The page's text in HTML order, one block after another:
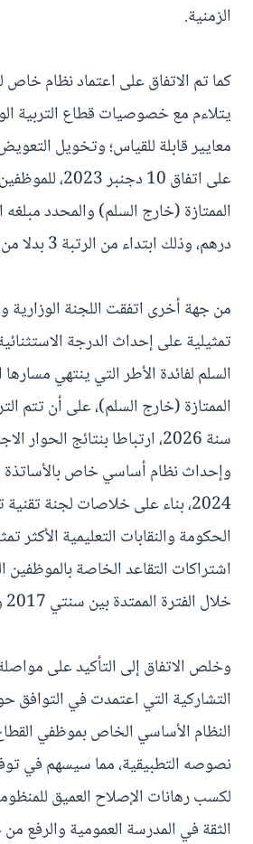
الزمنية.
كما تم الاتفاق على اعتماد نظام خاص
يتلاءم مع خصوصيات قطاع التربية
معايير قابلة للقياس؛ وتخويل
على اتفاق 10
درهم، وذلك ابتداء من الرتبة 3 بدلا من الرتبة 5.
من جهة أخرى اتفقت اللجنة الوزارية
تمثيلية على إحداث الدرجة
السلم لفائدة الأطر التي ينتهي
الممتازة (خارج السلم)، على أن تتم
سنة 2026، ارتباطا بنتائج
وإحداث نظام أساسي خاص بالأساتذة
2024، بناء على خلاصات لجنة
الحكومة والنقابات التعليمية الأكثر
اشتراكات التقاعد الخاصة
خلال الفترة الممتدة بين سنتي 2017 و2021.
وخلص الاتفاق إلى التأكيد على
التشاركية التي اعتمدت في التوافق
النظام الأساسي الخاص بموظفي
نصوصه التطبيقية، مما سيسهم في
لكسب رهانات الإصلاح العميق
الثقة في المدرسة العمومية والرفع